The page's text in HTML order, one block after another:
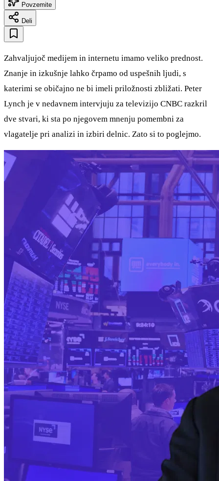
Povzemite
Deli
Zahvaljujoč medijem in internetu imamo veliko prednost.
Znanje in izkušnje lahko črpamo od uspešnih ljudi, s
katerimi se običajno ne bi imeli priložnosti zbližati. Peter
Lynch je v nedavnem intervjuju za televizijo CNBC razkril
dve stvari, ki sta po njegovem mnenju pomembni za
vlagatelje pri analizi in izbiri delnic. Zato si to poglejmo.